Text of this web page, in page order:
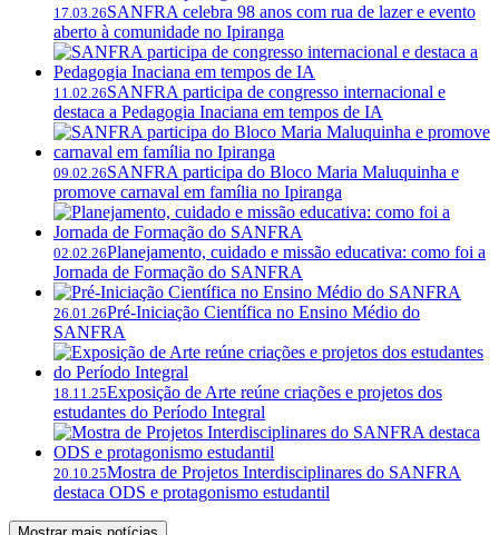
17.03.26SANFRA celebra 98 anos com rua de lazer e evento
aberto à comunidade no Ipiranga
11.02.26SANFRA participa de congresso internacional e
destaca a Pedagogia Inaciana em tempos de IA
09.02.26SANFRA participa do Bloco Maria Maluquinha e
promove carnaval em família no Ipiranga
02.02.26Planejamento, cuidado e missão educativa: como foi a
Jornada de Formação do SANFRA
26.01.26Pré-Iniciação Científica no Ensino Médio do
SANFRA
18.11.25Exposição de Arte reúne criações e projetos dos
estudantes do Período Integral
20.10.25Mostra de Projetos Interdisciplinares do SANFRA
destaca ODS e protagonismo estudantil